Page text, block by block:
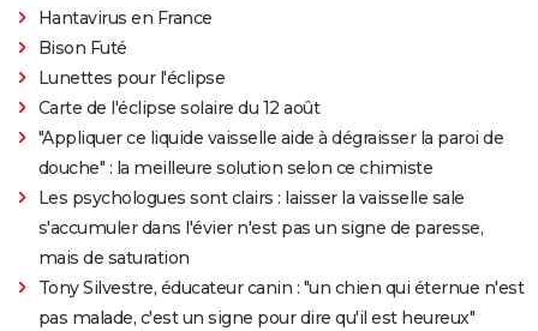
Hantavirus en France
Bison Futé
Lunettes pour l'éclipse
Carte de l'éclipse solaire du 12 août
"Appliquer ce liquide vaisselle aide à dégraisser la paroi de
douche" : la meilleure solution selon ce chimiste
Les psychologues sont clairs : laisser la vaisselle sale
s'accumuler dans l'évier n'est pas un signe de paresse,
mais de saturation
Tony Silvestre, éducateur canin : "un chien qui éternue n'est
pas malade, c'est un signe pour dire qu'il est heureux"